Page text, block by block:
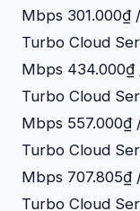
Mbps 301.000₫
Turbo Cloud
Mbps 434.000₫
Turbo Cloud
Mbps 557.000₫
Turbo Cloud
Mbps 707.805₫
Turbo Cloud